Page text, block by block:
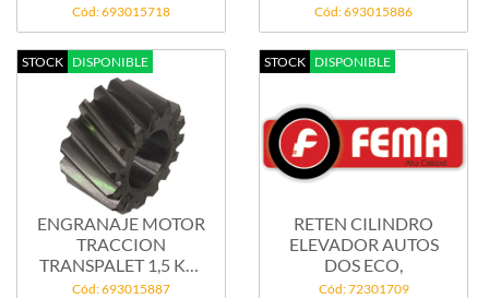
Cód: 693015718 Cód: 693015886
STOCK DISPONIBLE
ENGRANAJE MOTOR
TRACCION
TRANSPALET 1,5 KW
-...
Cód: 693015887
STOCK DISPONIBLE
RETEN CILINDRO
ELEVADOR AUTOS
DOS ECO,
Cód: 72301709